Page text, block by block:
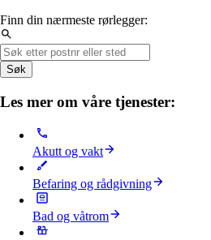
Finn din nærmeste rørlegger:
Søk
Les mer om våre tjenester:
Akutt og vakt
Befaring og rådgivning
Bad og våtrom